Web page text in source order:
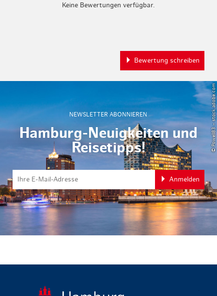
Keine Bewertungen verfügbar.
Bewertung schreiben
NEWSLETTER ABONNIEREN
Hamburg-Neuigkeiten und
Reisetipps!
Anmelden
© Powell83 – stock.adobe.com